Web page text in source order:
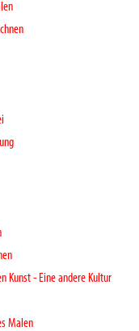
Kunst - Eine andere Kultur
Malen